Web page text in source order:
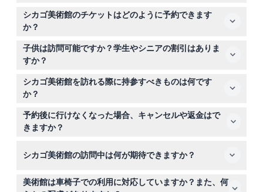
シカゴ美術館は月曜日および水曜日から日曜日の午前11時
から午後5時まで、木曜日は午前11時から午後8時まで開館
しています。火曜日および感謝祭、クリスマス、元旦は休
館です（変更される場合がありますので、予約時にご確認
ください）。
シカゴ美術館のチケットはどのように予約できます
か？
このウェブサイトで簡単にオンライン予約ができ、スムー
ズにご利用いただけます。予約手続き中に希望の日時を選
択して入場を確保してください。
子供は訪問可能ですか？学生やシニアの割引はありま
すか？
0〜13歳の子供は無料で入館でき、有効なIDを持つ学生、
成人、65歳以上のシニア、そして14〜17歳のティーン向
けに割引入場料金があります。
シカゴ美術館を訪れる際に持参すべきものは何です
か？
割引料金対象の場合は有効なIDと、多言語対応のデジタル
オーディオガイドを利用するためのスマートフォンを持参
してください。大型のバッグやリュックサック、花や風船
など一部の物品は館内持ち込み禁止です。
予約後に行けなくなった場合、キャンセルや返金はで
きますか？
日が確実な場合にのみご予約ください。
シカゴ美術館の訪問中は何が期待できますか？
ダリ、ゴッホ、モネ、ウォーホルなどの名作を含むアメリ
カ有数の美術館を巡り、入場料に含まれるすべてのギャラ
美術館は車椅子での利用に対応していますか？また、何